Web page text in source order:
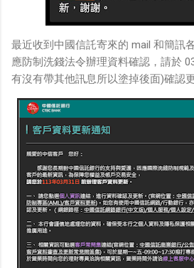
最近收到中國信託寄來的 mail 和簡訊
應防制洗錢法令辦理資料確認，請於
有沒有帶其他訊息所以塗掉後面)確認更